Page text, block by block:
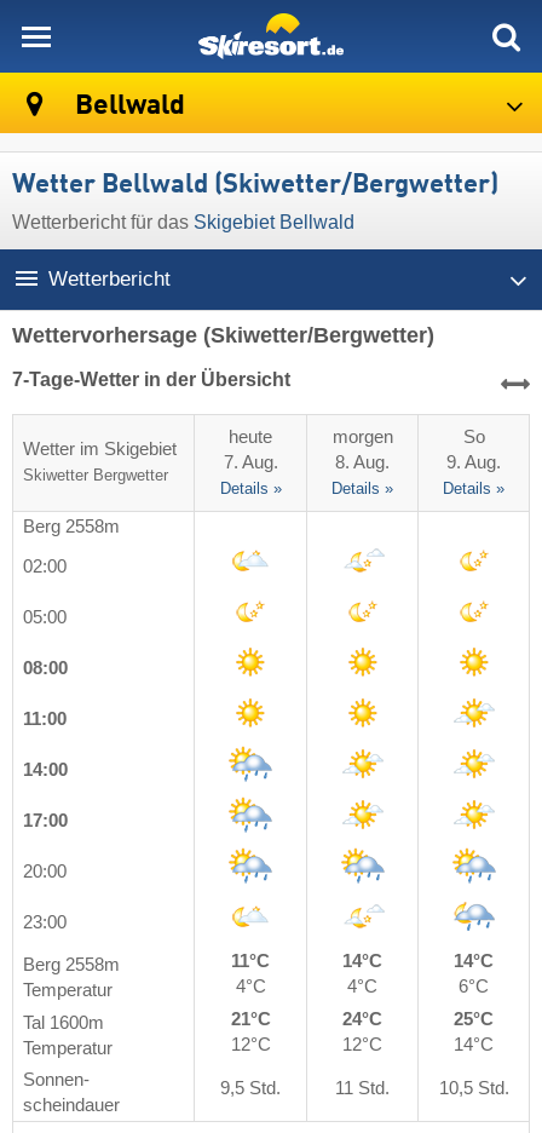
Bellwald
Wetter Bellwald (Skiwetter/Bergwetter)
Wetterbericht für das Skigebiet Bellwald
Wetterbericht
Wettervorhersage (Skiwetter/Bergwetter)
7-Tage-Wetter in der Übersicht
Wetter im Skigebiet
Skiwetter Bergwetter
heute
7. Aug.
Details »
morgen
8. Aug.
Details »
So
9. Aug.
Details »
Berg 2558m
02:00
05:00
08:00
11:00
14:00
17:00
20:00
23:00
Berg 2558m
Temperatur
11°C
4°C
14°C
4°C
14°C
6°C
Tal 1600m
Temperatur
21°C
12°C
24°C
12°C
25°C
14°C
Sonnen-
scheindauer
9,5 Std. 11 Std. 10,5 Std.